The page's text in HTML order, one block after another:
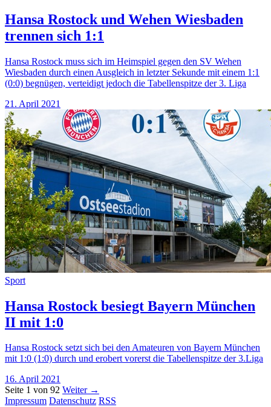
Hansa Rostock und Wehen Wiesbaden
trennen sich 1:1
Hansa Rostock muss sich im Heimspiel gegen den SV Wehen
Wiesbaden durch einen Ausgleich in letzter Sekunde mit einem 1:1
(0:0) begnügen, verteidigt jedoch die Tabellenspitze der 3. Liga
21. April 2021
Sport
Hansa Rostock besiegt Bayern München
II mit 1:0
Hansa Rostock setzt sich bei den Amateuren von Bayern München
mit 1:0 (1:0) durch und erobert vorerst die Tabellenspitze der 3.Liga
16. April 2021
Seite 1 von 92 Weiter →
Impressum Datenschutz RSS